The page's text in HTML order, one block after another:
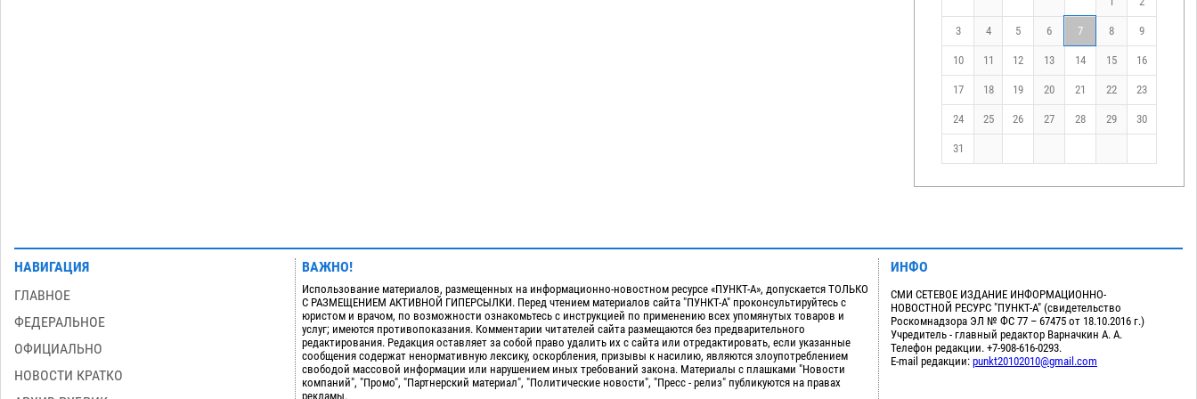
3 4 5 6 7 8 9
10 11 12 13 14 15 16
17 18 19 20 21 22 23
24 25 26 27 28 29 30
31
НАВИГАЦИЯ
ГЛАВНОЕ
ФЕДЕРАЛЬНОЕ
ОФИЦИАЛЬНО
НОВОСТИ КРАТКО
ВАЖНО!
Использование материалов, размещенных на информационно-новостном ресурсе «ПУНКТ-А», допускается ТОЛЬКО
С РАЗМЕЩЕНИЕМ АКТИВНОЙ ГИПЕРСЫЛКИ. Перед чтением материалов сайта "ПУНКТ-А" проконсультируйтесь с
юристом и врачом, по возможности ознакомьтесь с инструкцией по применению всех упомянутых товаров и
услуг; имеются противопоказания. Комментарии читателей сайта размещаются без предварительного
редактирования. Редакция оставляет за собой право удалить их с сайта или отредактировать, если указанные
сообщения содержат ненормативную лексику, оскорбления, призывы к насилию, являются злоупотреблением
свободой массовой информации или нарушением иных требований закона. Материалы с плашками "Новости
компаний", "Промо", "Партнерский материал", "Политические новости", "Пресс - релиз" публикуются на правах
рекламы.
ИНФО
СМИ СЕТЕВОЕ ИЗДАНИЕ ИНФОРМАЦИОННО-
НОВОСТНОЙ РЕСУРС "ПУНКТ-А" (свидетельство
Роскомнадзора ЭЛ № ФС 77 – 67475 от 18.10.2016 г.)
Учредитель - главный редактор Варначкин А. А.
Телефон редакции. +7-908-616-0293.
E-mail редакции: punkt20102010@gmail.com